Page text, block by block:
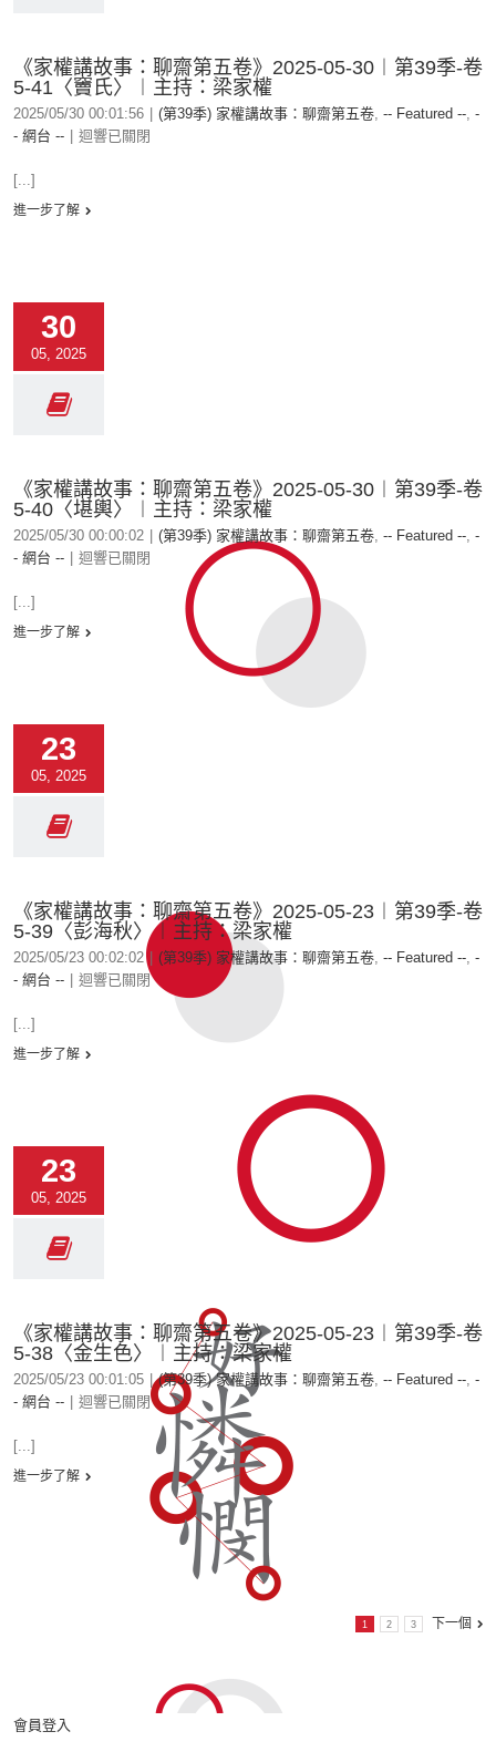
《家權講故事：聊齋第五卷》2025-05-30︱第39季-卷
5-41〈竇氏〉︱主持：梁家權
2025/05/30 00:01:56 (第39季) 家權講故事：聊齋第五卷, -- Featured --, -
- 網台 --
迴響已關閉
[...]
進一步了解
30
05, 2025
《家權講故事：聊齋第五卷》2025-05-30︱第39季-卷
5-40〈堪輿〉︱主持：梁家權
2025/05/30 00:00:02 (第39季) 家權講故事：聊齋第五卷, -- Featured --, -
- 網台 --
迴響已關閉
[...]
進一步了解
23
05, 2025
《家權講故事：聊齋第五卷》2025-05-23︱第39季-卷
5-39〈彭海秋〉︱主持：梁家權
2025/05/23 00:02:02 (第39季) 家權講故事：聊齋第五卷, -- Featured --, -
- 網台 --
迴響已關閉
[...]
進一步了解
23
05, 2025
《家權講故事：聊齋第五卷》2025-05-23︱第39季-卷
5-38〈金生色〉︱主持：梁家權
2025/05/23 00:01:05 (第39季) 家權講故事：聊齋第五卷, -- Featured --, -
- 網台 --
迴響已關閉
[...]
進一步了解
1 2 3 下一個
會員登入